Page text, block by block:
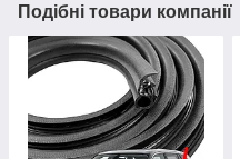
Подібні товари компанії